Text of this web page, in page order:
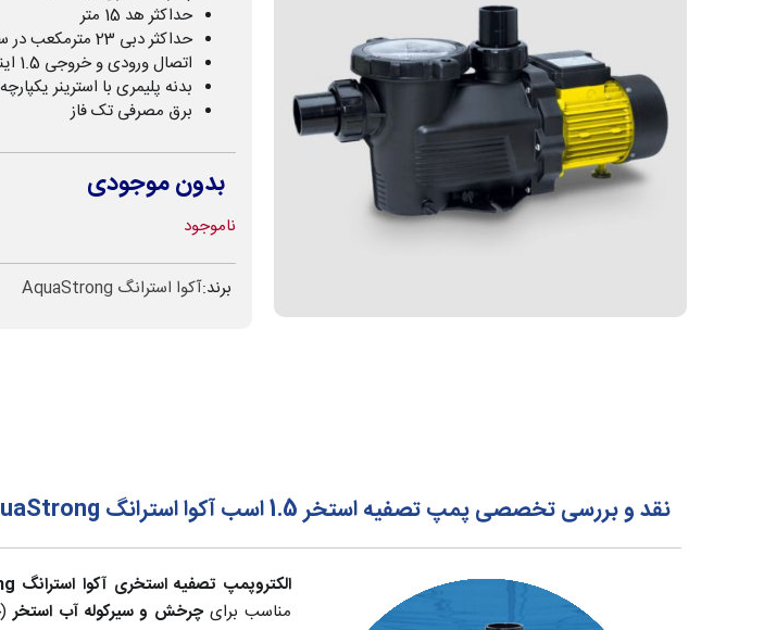
حداکثر هد 15 متر
حداکثر دبی 23 مترمکعب در ساعت
اتصال ورودی و خروجی 1.5 اینچ
بدنه پلیمری با استرینر یکپارچه
برق مصرفی تک فاز
بدون موجودی
ناموجود
برند:آکوا استرانگ AquaStrong
نقد و بررسی تخصصی پمپ تصفیه استخر 1.5 اسب آکوا استرانگ AquaStrong مدل EKP1106
الکتروپمپ تصفیه استخری آکوا استرانگ AquaStrong
مناسب برای چرخش و سیرکوله آب استخر